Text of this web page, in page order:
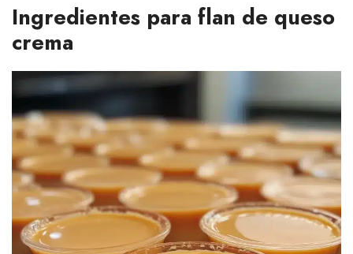
Ingredientes para flan de queso
crema